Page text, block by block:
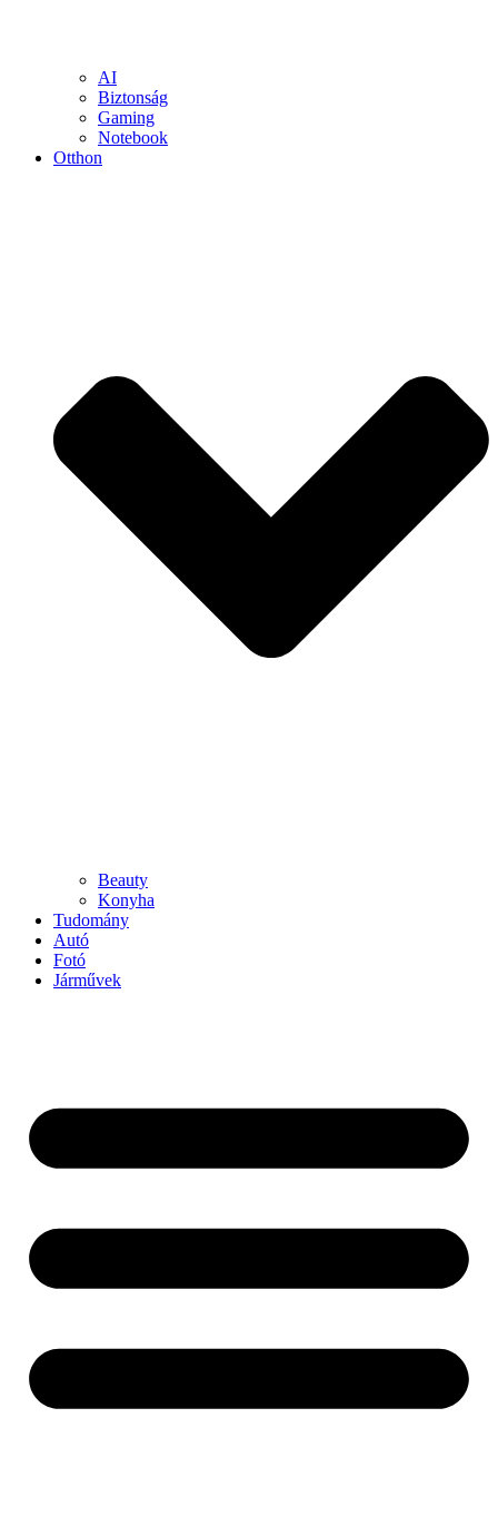
AI
Biztonság
Gaming
Notebook
Otthon
Beauty
Konyha
Tudomány
Autó
Fotó
Járművek